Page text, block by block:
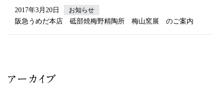
2017年3月20日
お知らせ
阪急うめだ本店 砥部焼梅野精陶所 梅山窯展 のご案内
アーカイブ